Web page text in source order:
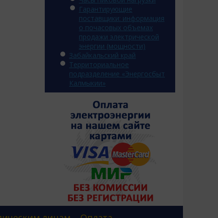
Гарантирующие
поставщики: информация
о почасовых объемах
продажи электрической
энергии (мощности)
Забайкальский край
Территориальное
подразделение «Энергосбыт
Калмыкии»